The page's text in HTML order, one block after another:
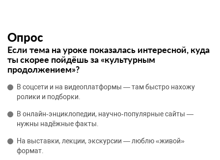
Опрос
Если тема на уроке показалась интересной, куда
ты скорее пойдёшь за «культурным
продолжением»?
В соцсети и на видеоплатформы — там быстро нахожу
ролики и подборки.
В онлайн‑энциклопедии, научно‑популярные сайты —
нужны надёжные факты.
На выставки, лекции, экскурсии — люблю «живой»
формат.